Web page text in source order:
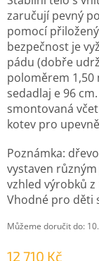
12 710 Kč
Můžeme doručit do:
zaručují pevný
pomocí
bezpečnost je
pádu (dobře
poloměrem 1,50
sedadlaj e 96
smontovaná
kotev pro
Poznámka:
vystaven
vzhled výrobků
Vhodné pro děti